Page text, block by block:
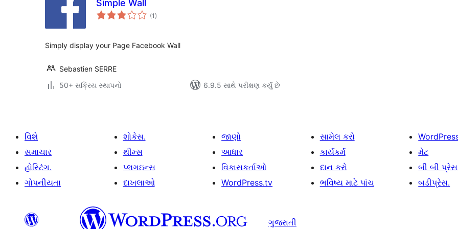
Simple Wall
(1 કુલ
રેટિંગ્સ
)
Simply display your Page Facebook Wall
Sebastien SERRE
50+ સક્રિય સ્થાપનો
6.9.5 સાથે પરીક્ષણ કર્યું છે
વિશે
સમાચાર
હોસ્ટિંગ.
ગોપનીયતા
શોકેસ.
થીમ્સ
પ્લગઇન્સ
દાખલાઓ
જાણો
આધાર
વિકાસકર્તાઓ
WordPress.tv
સામેલ કરો
કાર્યકર્મ
દાન કરો
ભવિષ્ય માટે પાંચ
મેટ
બી બી પ્રેસ
બડીપ્રેસ.
ગુજરાતી